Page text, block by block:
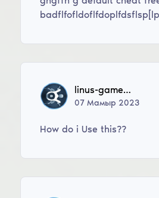
linus-gamer12
07Мамыр 2023
How do i Use this??